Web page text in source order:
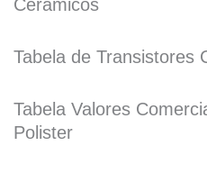
Cerâmicos
Tabela de Transistores
Tabela Valores
Polister